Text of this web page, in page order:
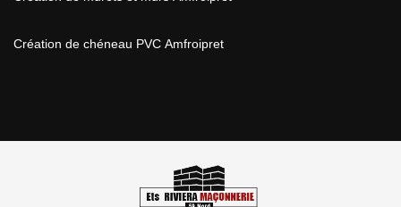
Création de chéneau PVC Amfroipret